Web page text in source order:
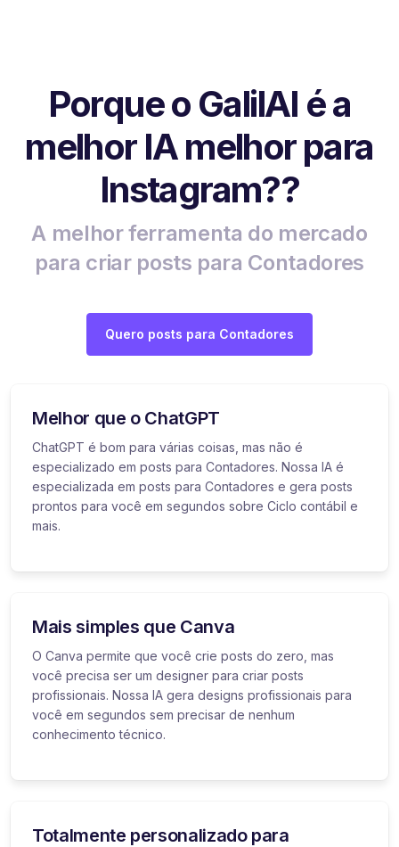
Porque o GalilAI é a
melhor IA melhor para
Instagram??
A melhor ferramenta do mercado
para criar posts para Contadores
Quero posts para Contadores
Melhor que o ChatGPT
ChatGPT é bom para várias coisas, mas não é
especializado em posts para Contadores. Nossa IA é
especializada em posts para Contadores e gera posts
prontos para você em segundos sobre Ciclo contábil e
mais.
Mais simples que Canva
O Canva permite que você crie posts do zero, mas
você precisa ser um designer para criar posts
profissionais. Nossa IA gera designs profissionais para
você em segundos sem precisar de nenhum
conhecimento técnico.
Totalmente personalizado para